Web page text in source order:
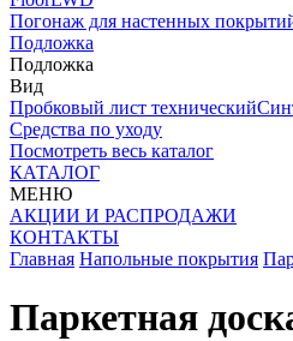
Погонаж для настенных
Подложка
Подложка
Вид
Пробковый лист технический
Средства по уходу
Посмотреть весь каталог
КАТАЛОГ
МЕНЮ
АКЦИИ И РАСПРОДАЖИ
КОНТАКТЫ
Главная Напольные покрытия
Паркетная